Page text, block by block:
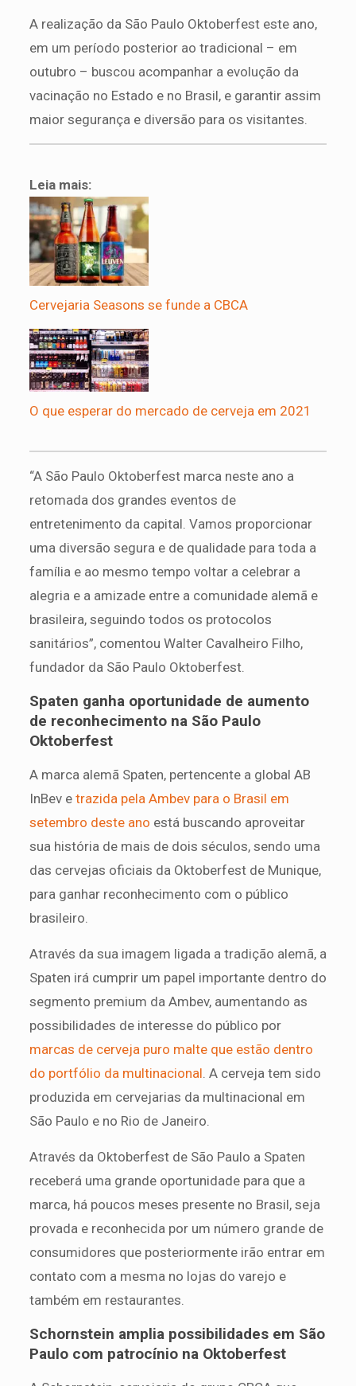
A realização da São Paulo Oktoberfest este ano,
em um período posterior ao tradicional – em
outubro – buscou acompanhar a evolução da
vacinação no Estado e no Brasil, e garantir assim
maior segurança e diversão para os visitantes.
Leia mais:
Cervejaria Seasons se funde a CBCA
O que esperar do mercado de cerveja em 2021
“A São Paulo Oktoberfest marca neste ano a
retomada dos grandes eventos de
entretenimento da capital. Vamos proporcionar
uma diversão segura e de qualidade para toda a
família e ao mesmo tempo voltar a celebrar a
alegria e a amizade entre a comunidade alemã e
brasileira, seguindo todos os protocolos
sanitários”, comentou Walter Cavalheiro Filho,
fundador da São Paulo Oktoberfest.
Spaten ganha oportunidade de aumento
de reconhecimento na São Paulo
Oktoberfest
A marca alemã Spaten, pertencente a global AB
InBev e trazida pela Ambev para o Brasil em
setembro deste ano está buscando aproveitar
sua história de mais de dois séculos, sendo uma
das cervejas oficiais da Oktoberfest de Munique,
para ganhar reconhecimento com o público
brasileiro.
Através da sua imagem ligada a tradição alemã, a
Spaten irá cumprir um papel importante dentro do
segmento premium da Ambev, aumentando as
possibilidades de interesse do público por
marcas de cerveja puro malte que estão dentro
do portfólio da multinacional . A cerveja tem sido
produzida em cervejarias da multinacional em
São Paulo e no Rio de Janeiro.
Através da Oktoberfest de São Paulo a Spaten
receberá uma grande oportunidade para que a
marca, há poucos meses presente no Brasil, seja
provada e reconhecida por um número grande de
consumidores que posteriormente irão entrar em
contato com a mesma no lojas do varejo e
também em restaurantes.
Schornstein amplia possibilidades em São
Paulo com patrocínio na Oktoberfest